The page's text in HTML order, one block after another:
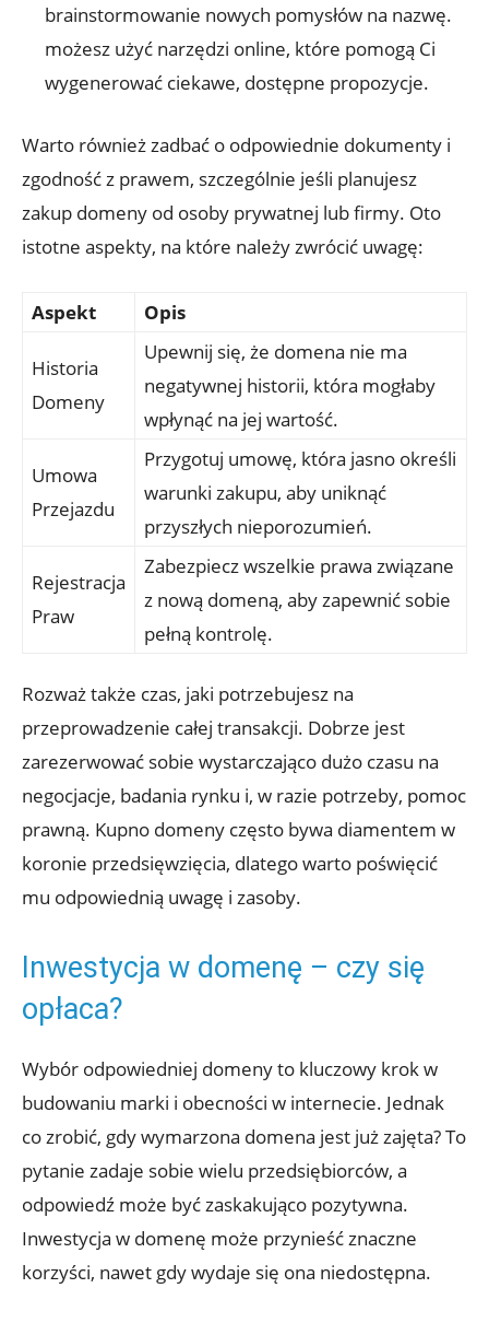
brainstormowanie nowych pomysłów na nazwę.
możesz użyć narzędzi online, które pomogą Ci
wygenerować ciekawe, dostępne propozycje.
Warto również zadbać o odpowiednie dokumenty i
zgodność z prawem, szczególnie jeśli planujesz
zakup domeny od osoby prywatnej lub firmy. Oto
istotne aspekty, na które należy zwrócić uwagę:
Aspekt Opis
Historia
Domeny
Upewnij się, że domena nie ma
negatywnej historii, która mogłaby
wpłynąć na jej wartość.
Umowa
Przejazdu
Przygotuj umowę, która jasno określi
warunki zakupu, aby uniknąć
przyszłych nieporozumień.
Rejestracja
Praw
Zabezpiecz wszelkie prawa związane
z nową domeną, aby zapewnić sobie
pełną kontrolę.
Rozważ także czas, jaki potrzebujesz na
przeprowadzenie całej transakcji. Dobrze jest
zarezerwować sobie wystarczająco dużo czasu na
negocjacje, badania rynku i, w razie potrzeby, pomoc
prawną. Kupno domeny często bywa diamentem w
koronie przedsięwzięcia, dlatego warto poświęcić
mu odpowiednią uwagę i zasoby.
Inwestycja w domenę – czy się
opłaca?
Wybór odpowiedniej domeny to kluczowy krok w
budowaniu marki i obecności w internecie. Jednak
co zrobić, gdy wymarzona domena jest już zajęta? To
pytanie zadaje sobie wielu przedsiębiorców, a
odpowiedź może być zaskakująco pozytywna.
Inwestycja w domenę może przynieść znaczne
korzyści, nawet gdy wydaje się ona niedostępna.